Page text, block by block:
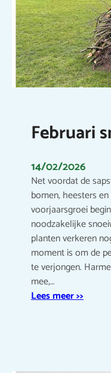
Februari
14/02/2026
Net voordat de
bomen, heesters
voorjaarsgroei
noodzakelijke
planten verkeren
moment is om de
te verjongen.
mee,…
Lees meer >>